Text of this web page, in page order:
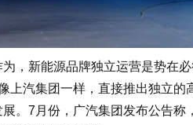
新能源品牌独立运营是势在必
汽集团一样，直接推出独立的
。7月份，广汽集团发布公告称